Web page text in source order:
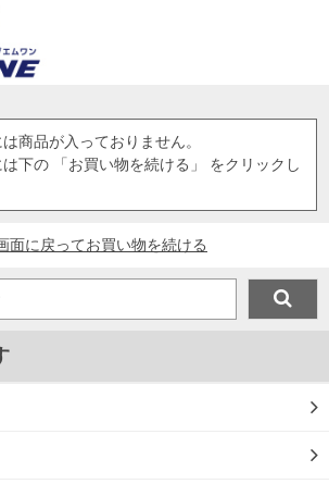
商品が入っておりません。
下の 「お買い物を続ける」 をクリックし
面に戻ってお買い物を続ける